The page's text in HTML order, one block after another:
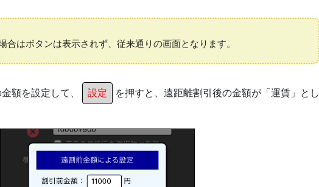
合はボタンは表示されず、従来通りの画面となります。
額を設定して、 設定
を押すと、遠距離割引後の金額が「運賃」とし